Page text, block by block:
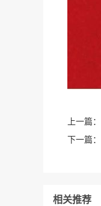
上一篇：
下一篇：
相关推荐